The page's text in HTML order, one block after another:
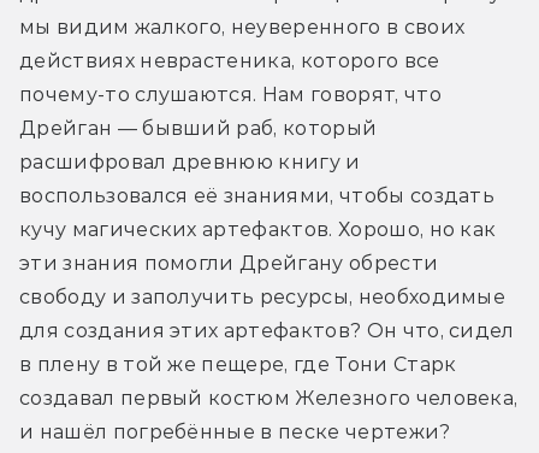
мы видим жалкого, неуверенного в своих
действиях неврастеника, которого все
почему-то слушаются. Нам говорят, что
Дрейган — бывший раб, который
расшифровал древнюю книгу и
воспользовался её знаниями, чтобы создать
кучу магических артефактов. Хорошо, но как
эти знания помогли Дрейгану обрести
свободу и заполучить ресурсы, необходимые
для создания этих артефактов? Он что, сидел
в плену в той же пещере, где Тони Старк
создавал первый костюм Железного человека,
и нашёл погребённые в песке чертежи?